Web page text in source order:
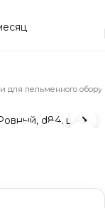
для пельменного